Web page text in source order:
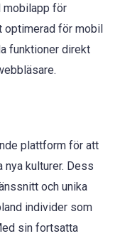
mobilapp för
optimerad för mobil
funktioner direkt
plattform för att
kulturer. Dess
och unika
individer som
sin fortsatta